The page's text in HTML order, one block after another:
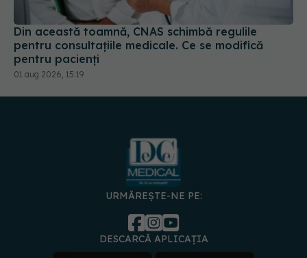
Din această toamnă, CNAS schimbă regulile
pentru consultațiile medicale. Ce se modifică
pentru pacienți
01 aug 2026, 15:19
URMĂREȘTE-NE PE:
DESCARCĂ APLICAȚIA